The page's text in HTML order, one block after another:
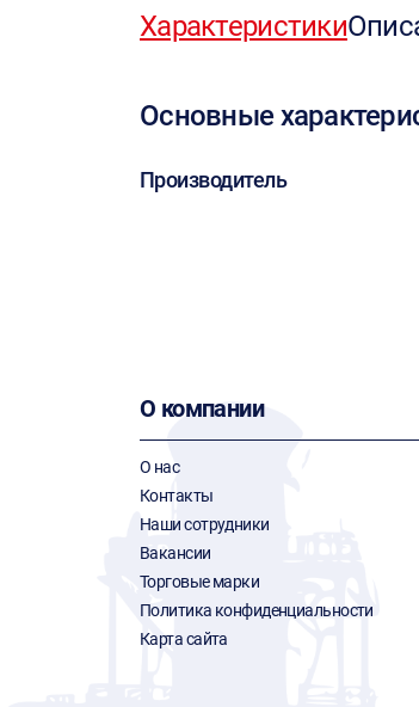
Характеристики
Основные
Производитель
О компании
О нас
Контакты
Наши сотрудники
Вакансии
Торговые марки
Политика конфиденциальности
Карта сайта